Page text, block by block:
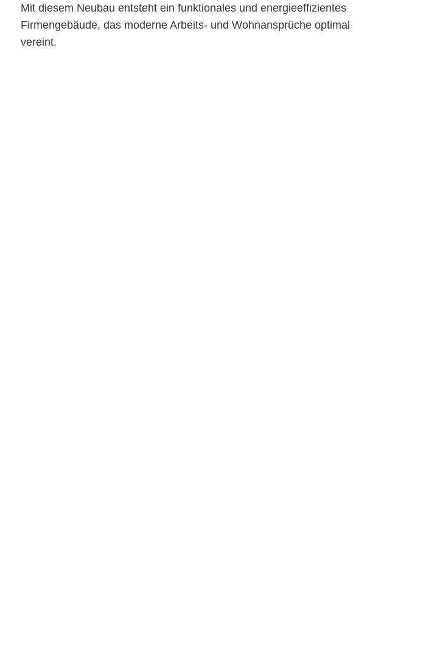
Mit diesem Neubau entsteht ein funktionales und energieeffizientes
Firmengebäude, das moderne Arbeits- und Wohnansprüche optimal
vereint.